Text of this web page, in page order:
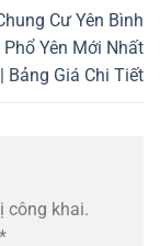
Cư Yên Bình
Phổ Yên Mới Nhất
Bảng Giá Chi Tiết
công khai.
*